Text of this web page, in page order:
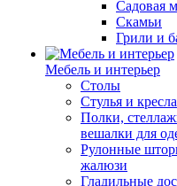
Садовая
Скамьи
Грили и
Мебель и интерьер
Столы
Стулья и кресла
Полки,
вешалки для
Рулонные
жалюзи
Гладильные